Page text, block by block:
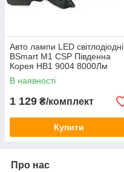
Авто лампи LED світлодіодні
BSmart M1 CSP Південна
Корея HB1 9004 8000Лм
40Вт 12-24В
В наявності
1 129 ₴/комплект
Купити
Про нас